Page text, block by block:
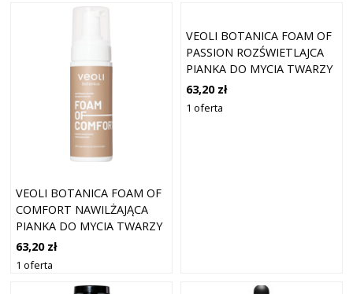
VEOLI BOTANICA FOAM OF
COMFORT NAWILŻAJĄCA
PIANKA DO MYCIA TWARZY
PIANKI DO TWARZY 150 ML
63,20 zł
1 oferta
VEOLI BOTANICA FOAM OF
PASSION ROZŚWIETLAJCA
PIANKA DO MYCIA TWARZY
PIANKI DO TWARZY 150 ML
63,20 zł
1 oferta